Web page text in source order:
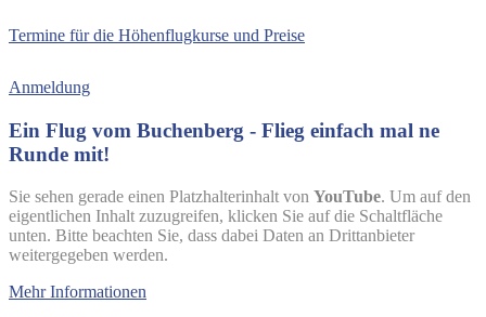
Termine für die Höhenflugkurse und Preise
Anmeldung
Ein Flug vom Buchenberg - Flieg einfach mal ne
Runde mit!
Sie sehen gerade einen Platzhalterinhalt von YouTube. Um auf den
eigentlichen Inhalt zuzugreifen, klicken Sie auf die Schaltfläche
unten. Bitte beachten Sie, dass dabei Daten an Drittanbieter
weitergegeben werden.
Mehr Informationen